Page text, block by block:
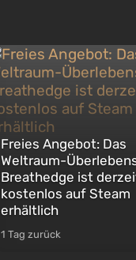
Freies Angebot: Das
Weltraum-
Breathedge ist
kostenlos auf Steam
erhältlich
1 Tag zurück